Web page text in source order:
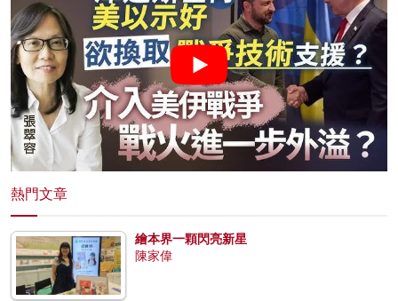
熱門文章
繪本界一顆閃亮新星
陳家偉